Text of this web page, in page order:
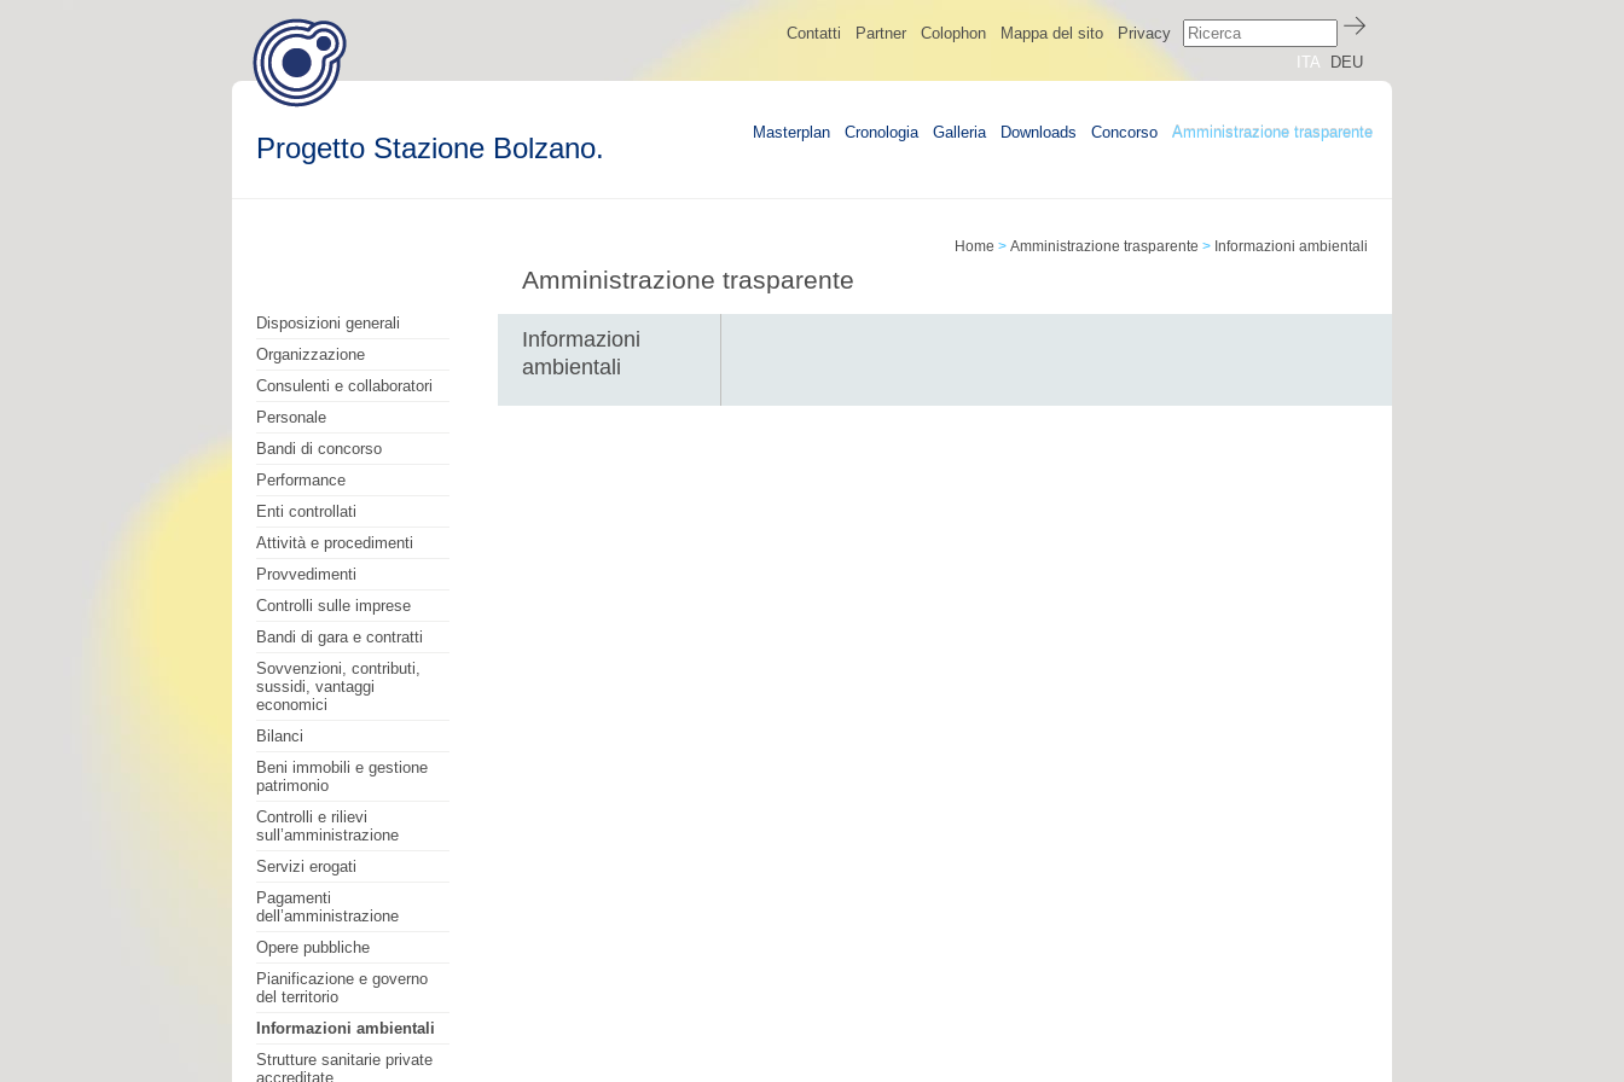
Contatti Partner Colophon Mappa del sito
Privacy
ITA
DEU
Progetto Stazione Bolzano. Masterplan Cronologia Galleria Downloads Concorso Amministrazione trasparente
Disposizioni generali
Organizzazione
Consulenti e collaboratori
Personale
Bandi di concorso
Performance
Enti controllati
Attività e procedimenti
Provvedimenti
Controlli sulle imprese
Bandi di gara e contratti
Sovvenzioni, contributi,
sussidi, vantaggi
economici
Bilanci
Beni immobili e gestione
patrimonio
Controlli e rilievi
sull’amministrazione
Servizi erogati
Pagamenti
dell’amministrazione
Opere pubbliche
Pianificazione e governo
del territorio
Informazioni ambientali
Strutture sanitarie private
accreditate
Home > Amministrazione trasparente > Informazioni ambientali
Amministrazione trasparente
Informazioni
ambientali